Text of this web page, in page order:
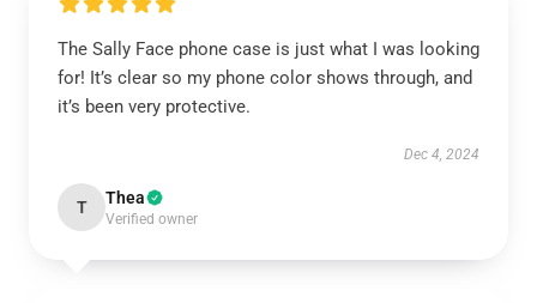
The Sally Face phone case is just what I was looking
for! It’s clear so my phone color shows through, and
it’s been very protective.
Dec 4, 2024
T Thea
Verified owner